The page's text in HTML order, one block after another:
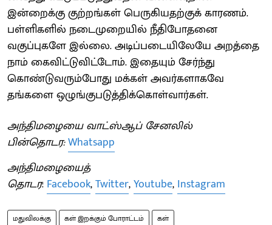
இன்றைக்கு குற்றங்கள் பெருகியதற்குக் காரணம்.
பள்ளிகளில் நடைமுறையில் நீதிபோதனை
வகுப்புகளே இல்லை. அடிப்படையிலேயே அறத்தை
நாம் கைவிட்டுவிட்டோம். இதையும் சேர்ந்து
கொண்டுவரும்போது மக்கள் அவர்களாகவே
தங்களை ஒழுங்குபடுத்திக்கொள்வார்கள்.
அந்திமழையை வாட்ஸ்ஆப் சேனலில்
பின்தொடர:Whatsapp
அந்திமழையைத்
தொடர: Facebook,Twitter,Youtube, Instagram
மதுவிலக்கு கள் இறக்கும் போராட்டம்
கள்